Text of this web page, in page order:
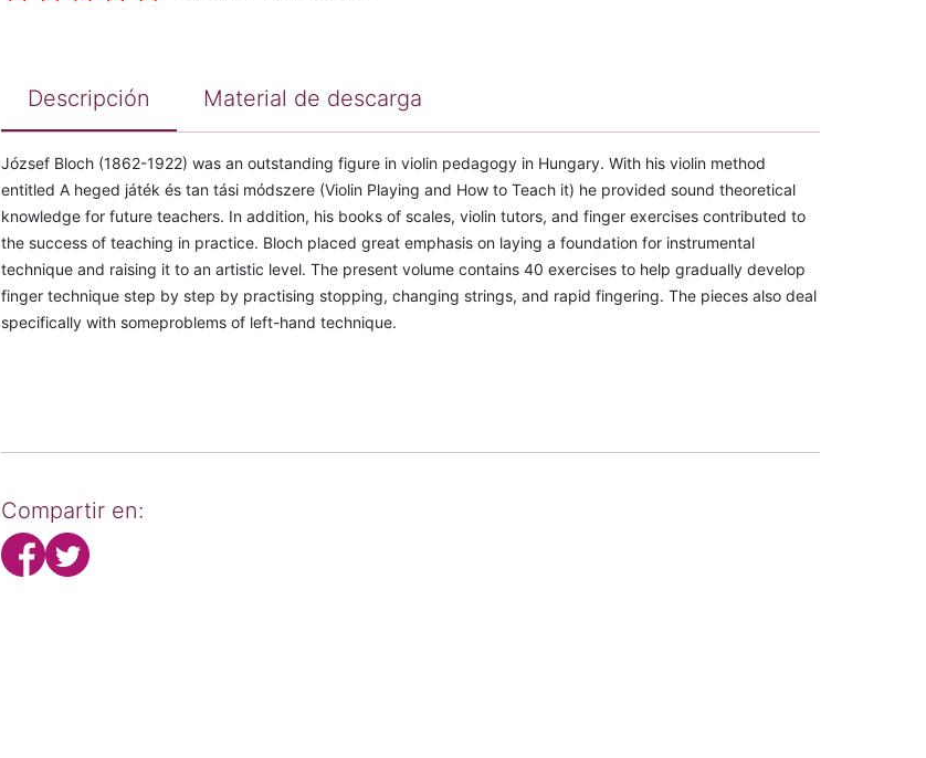
Descripción Material de descarga
József Bloch (1862-1922) was an outstanding figure in violin pedagogy in Hungary. With his violin method
entitled A heged játék és tan tási módszere (Violin Playing and How to Teach it) he provided sound theoretical
knowledge for future teachers. In addition, his books of scales, violin tutors, and finger exercises contributed to
the success of teaching in practice. Bloch placed great emphasis on laying a foundation for instrumental
technique and raising it to an artistic level. The present volume contains 40 exercises to help gradually develop
finger technique step by step by practising stopping, changing strings, and rapid fingering. The pieces also deal
specifically with someproblems of left-hand technique.
Compartir en: